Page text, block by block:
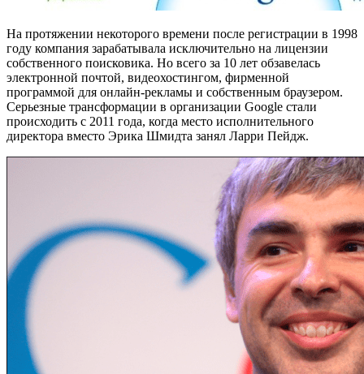
На протяжении некоторого времени после регистрации в 1998
году компания зарабатывала исключительно на лицензии
собственного поисковика. Но всего за 10 лет обзавелась
электронной почтой, видеохостингом, фирменной
программой для онлайн-рекламы и собственным браузером.
Серьезные трансформации в организации Google стали
происходить с 2011 года, когда место исполнительного
директора вместо Эрика Шмидта занял Ларри Пейдж.